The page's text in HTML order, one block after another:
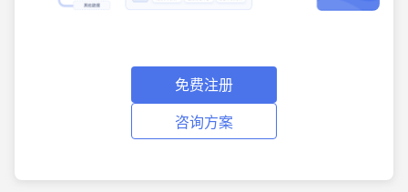
免费注册
咨询方案